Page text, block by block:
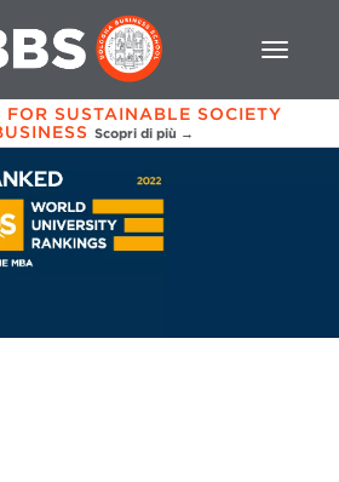
SUSTAINABLE SOCIETY
Scopri di più →